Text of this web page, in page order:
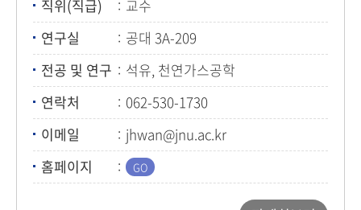
직위(직급)
교수
연구실
공대 3A-209
전공 및 연구
석유, 천연가스공학
연락처
062-530-1730
이메일
jhwan@jnu.ac.kr
홈페이지